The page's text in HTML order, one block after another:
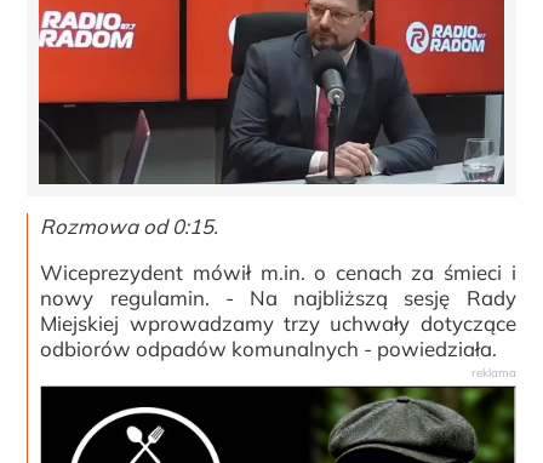
Rozmowa od 0:15.
Wiceprezydent mówił m.in. o cenach za śmieci i
nowy regulamin. - Na najbliższą sesję Rady
Miejskiej wprowadzamy trzy uchwały dotyczące
odbiorów odpadów komunalnych - powiedziała.